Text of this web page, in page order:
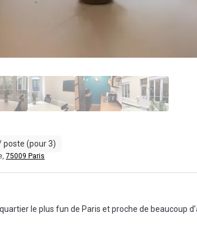
poste (pour 3)
75009 Paris
le plus fun de Paris et proche de beaucoup